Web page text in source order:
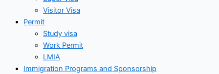
Visitor Visa
Permit
Study visa
Work Permit
LMIA
Immigration Programs and Sponsorship